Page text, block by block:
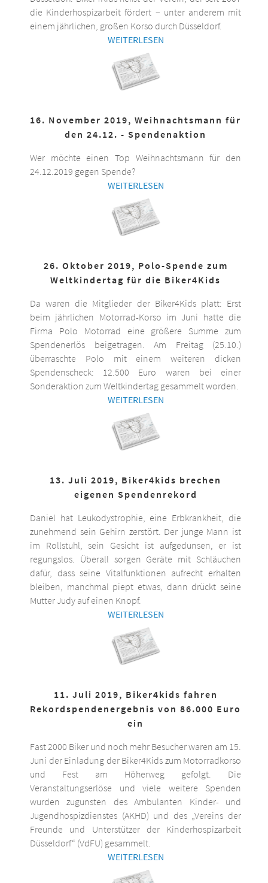
die Kinderhospizarbeit fördert – unter anderem mit
einem jährlichen, großen Korso durch Düsseldorf.
WEITERLESEN
16. November 2019, Weihnachtsmann für
den 24.12. - Spendenaktion
Wer möchte einen Top Weihnachtsmann für den
24.12.2019 gegen Spende?
WEITERLESEN
26. Oktober 2019, Polo-Spende zum
Weltkindertag für die Biker4Kids
Da waren die Mitglieder der Biker4Kids platt: Erst
beim jährlichen Motorrad-Korso im Juni hatte die
Firma Polo Motorrad eine größere Summe zum
Spendenerlös beigetragen. Am Freitag (25.10.)
überraschte Polo mit einem weiteren dicken
Spendenscheck: 12.500 Euro waren bei einer
Sonderaktion zum Weltkindertag gesammelt worden.
WEITERLESEN
13. Juli 2019, Biker4kids brechen
eigenen Spendenrekord
Daniel hat Leukodystrophie, eine Erbkrankheit, die
zunehmend sein Gehirn zerstört. Der junge Mann ist
im Rollstuhl, sein Gesicht ist aufgedunsen, er ist
regungslos. Überall sorgen Geräte mit Schläuchen
dafür, dass seine Vitalfunktionen aufrecht erhalten
bleiben, manchmal piept etwas, dann drückt seine
Mutter Judy auf einen Knopf.
WEITERLESEN
11. Juli 2019, Biker4kids fahren
Rekordspendenergebnis von 86.000 Euro
ein
Fast 2000 Biker und noch mehr Besucher waren am 15.
Juni der Einladung der Biker4Kids zum Motorradkorso
und Fest am Höherweg gefolgt. Die
Veranstaltungserlöse und viele weitere Spenden
wurden zugunsten des Ambulanten Kinder- und
Jugendhospizdienstes (AKHD) und des „Vereins der
Freunde und Unterstützer der Kinderhospizarbeit
Düsseldorf“ (VdFU) gesammelt.
WEITERLESEN